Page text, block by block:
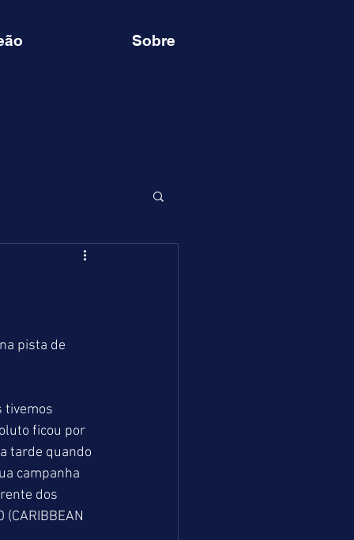
Sobre
pista de
tivemos
ficou por
tarde quando
campanha
dos